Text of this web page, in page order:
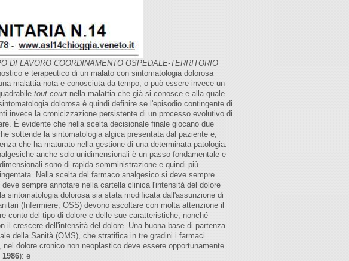
DI LAVORO COORDINAMENTO OSPEDALE-TERRITORIO
e terapeutico di un malato con sintomatologia dolorosa
malattia nota e conosciuta da tempo, o può essere invece un
tout court nella malattia che già si conosce e alla quale
dolorosa è quindi definire se l'episodio contingente di
invece la cronicizzazione persistente di un processo evolutivo di
È evidente che nella scelta decisionale finale giocano due
sottende la sintomatologia algica presentata dal paziente e,
che ha maturato nella gestione di una determinata patologia.
anche solo unidimensionali è un passo fondamentale e
sono di rapida somministrazione e quindi più
Nella scelta del farmaco analgesico si deve sempre
sempre annotare nella cartella clinica l'intensità del dolore
sintomatologia dolorosa sia stata modificata dall'assunzione di
(Infermiere, OSS) devono ascoltare con molta attenzione il
conto del tipo di dolore e delle sue caratteristiche, nonché
crescere dell'intensità del dolore. Una buona base di partenza
della Sanità (OMS), che stratifica in tre gradini i farmaci
dolore cronico non neoplastico deve essere opportunamente
1986): e